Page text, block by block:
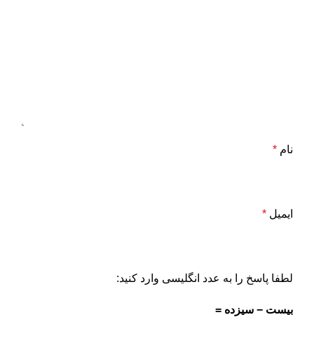
نام *
ایمیل *
لطفا پاسخ را به عدد انگلیسی وارد کنید:
بیست − سیزده =